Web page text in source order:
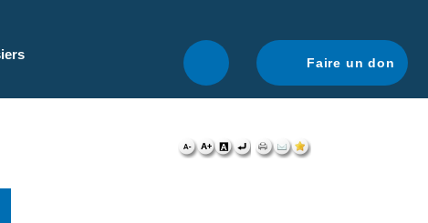
une navigation optimale.
Faire un don